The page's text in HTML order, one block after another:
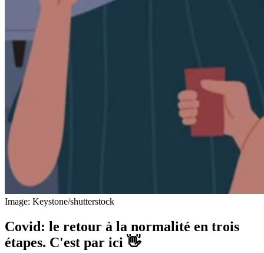
Image: Keystone/shutterstock
Covid: le retour à la normalité en trois
étapes. C'est par ici 👋